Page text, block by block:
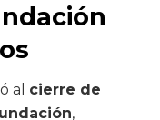
al cierre de
,